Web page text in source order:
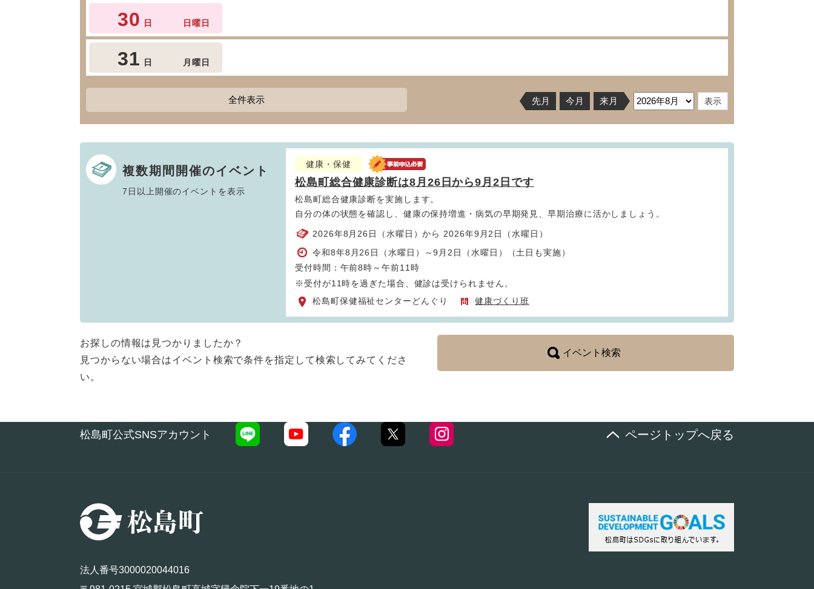
30 日 日曜日
31 日 月曜日
全件表示 先月 今月 来月
複数期間開催のイベント
7日以上開催のイベントを表示
健康・保健
松島町総合健康診断は8月26日から9月2日です
松島町総合健康診断を実施します。
自分の体の状態を確認し、健康の保持増進・病気の早期発見、早期治療に活かしましょう。
2026年8月26日（水曜日）から 2026年9月2日（水曜日）
令和8年8月26日（水曜日）～9月2日（水曜日）（土日も実施）
受付時間：午前8時～午前11時
※受付が11時を過ぎた場合、健診は受けられません。
松島町保健福祉センターどんぐり
健康づくり班
お探しの情報は見つかりましたか？
見つからない場合はイベント検索で条件を指定して検索してみてくださ
い。
イベント検索
松島町公式SNSアカウント ページトップへ戻る
法人番号3000020044016